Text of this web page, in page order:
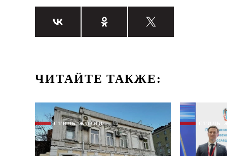
ЧИТАЙТЕ ТАКЖЕ:
СТИЛЬ ЖИЗНИ СТИЛЬ